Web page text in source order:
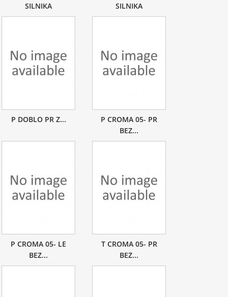
SILNIKA
SILNIKA
P DOBLO PR Z...
P CROMA 05- PR
BEZ...
P CROMA 05- LE
BEZ...
T CROMA 05- PR
BEZ...